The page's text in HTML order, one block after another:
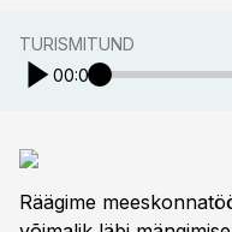
TURISMITUND
00:00
Räägime